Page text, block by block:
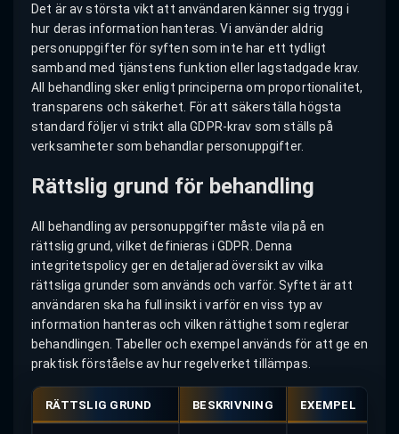
Det är av största vikt att användaren känner sig trygg i
hur deras information hanteras. Vi använder aldrig
personuppgifter för syften som inte har ett tydligt
samband med tjänstens funktion eller lagstadgade krav.
All behandling sker enligt principerna om proportionalitet,
transparens och säkerhet. För att säkerställa högsta
standard följer vi strikt alla GDPR-krav som ställs på
verksamheter som behandlar personuppgifter.
Rättslig grund för behandling
All behandling av personuppgifter måste vila på en
rättslig grund, vilket definieras i GDPR. Denna
integritetspolicy ger en detaljerad översikt av vilka
rättsliga grunder som används och varför. Syftet är att
användaren ska ha full insikt i varför en viss typ av
information hanteras och vilken rättighet som reglerar
behandlingen. Tabeller och exempel används för att ge en
praktisk förståelse av hur regelverket tillämpas.
RÄTTSLIG GRUND BESKRIVNING EXEMPEL